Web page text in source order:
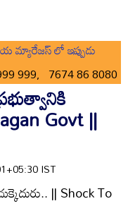
మ్యారేజస్ లో ఇప్పుడు
999, 7674 86 8080
Govt ||
IST
|| Shock To